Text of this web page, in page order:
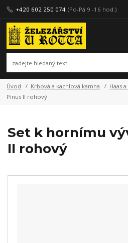
+420 602 250 074 (Po-Pá 9 -16 hod.)
Úvod Krbová a kachlová kamna Haas
Pinus II rohový
Set k hornímu
II rohový